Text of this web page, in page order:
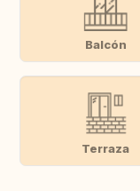
Balcón
Terraza